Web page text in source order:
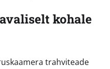
kohale
trahviteade